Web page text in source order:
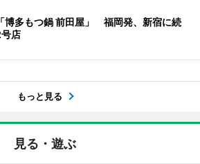
博多もつ鍋 前田屋」 福岡発、新宿に続
店
もっと見る
見る・遊ぶ